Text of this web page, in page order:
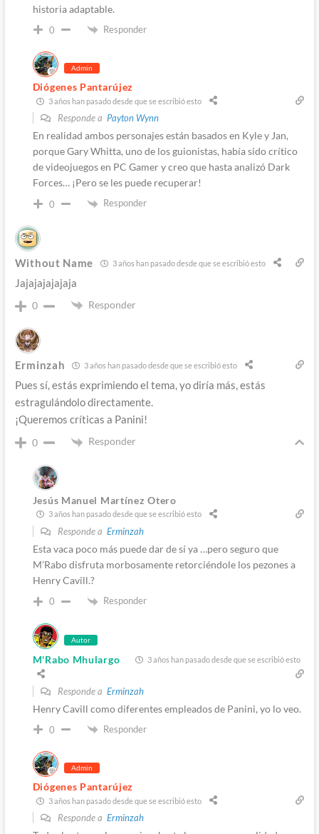
historia adaptable.
0 Responder
Admin
Diógenes Pantarújez
3 años han pasado desde que se escribió esto
Responde a Payton Wynn
En realidad ambos personajes están basados en Kyle y Jan,
porque Gary Whitta, uno de los guionistas, había sido crítico
de videojuegos en PC Gamer y creo que hasta analizó Dark
Forces… ¡Pero se les puede recuperar!
0 Responder
Without Name 3 años han pasado desde que se escribió esto
Jajajajajajaja
0 Responder
Erminzah 3 años han pasado desde que se escribió esto
Pues sí, estás exprimiendo el tema, yo diría más, estás
estragulándolo directamente.
¡Queremos críticas a Panini!
0 Responder
Jesús Manuel Martínez Otero
3 años han pasado desde que se escribió esto
Responde a Erminzah
Esta vaca poco más puede dar de sí ya …pero seguro que
M’Rabo disfruta morbosamente retorciéndole los pezones a
Henry Cavill.?
0 Responder
Autor
M'Rabo Mhulargo 3 años han pasado desde que se escribió esto
Responde a Erminzah
Henry Cavill como diferentes empleados de Panini, yo lo veo.
0 Responder
Admin
Diógenes Pantarújez
3 años han pasado desde que se escribió esto
Responde a Erminzah